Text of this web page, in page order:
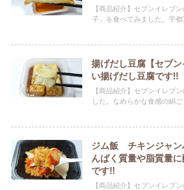
【商品紹介】セブンイレブ
子」を食べてみました。宇都
揚げだし豆腐【セブ
い揚げだし豆腐です!!
【商品紹介】セブンイレブ
した。なめらかな食感の絹ご
ジム飯 チキンジャン
んぱく質量や脂質量
です!!
【商品紹介】セブンイレブ